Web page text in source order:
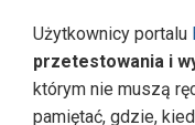
Użytkownicy portalu
przetestowania i
którym nie muszą
pamiętać, gdzie,